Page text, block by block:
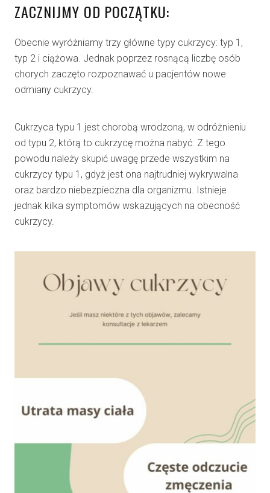
ZACZNIJMY OD POCZĄTKU:
Obecnie wyróżniamy trzy główne typy cukrzycy: typ 1,
typ 2 i ciążowa. Jednak poprzez rosnącą liczbę osób
chorych zaczęto rozpoznawać u pacjentów nowe
odmiany cukrzycy.
Cukrzyca typu 1 jest chorobą wrodzoną, w odróżnieniu
od typu 2, którą to cukrzycę można nabyć. Z tego
powodu należy skupić uwagę przede wszystkim na
cukrzycy typu 1, gdyż jest ona najtrudniej wykrywalna
oraz bardzo niebezpieczna dla organizmu. Istnieje
jednak kilka symptomów wskazujących na obecność
cukrzycy.